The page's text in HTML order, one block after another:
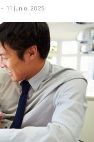
- 11 junio, 2025